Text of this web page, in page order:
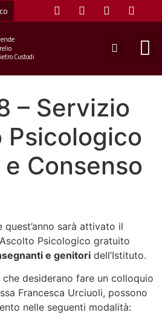
Custodi
– Servizio
Psicologico
Consenso
quest’anno sarà attivato il
Psicologico gratuito
e genitori dell’Istituto.
desiderano fare un colloquio
Francesca Urciuoli, possono
nelle seguenti modalità: